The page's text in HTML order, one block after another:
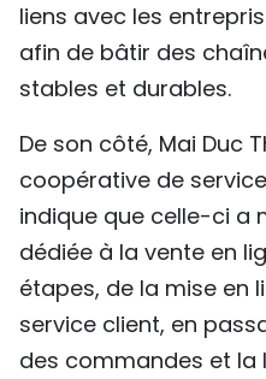
liens avec les
afin de bâtir des
stables et durables.
De son côté, Mai Duc
coopérative de
indique que celle-ci a
dédiée à la vente en
étapes, de la mise en
service client, en
des commandes et la